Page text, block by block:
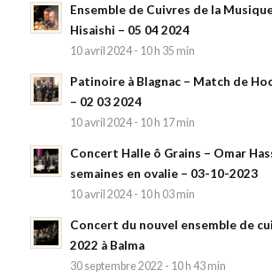
Ensemble de Cuivres de la
Hisaishi – 05 04 2024
10 avril 2024 - 10 h 35 min
Patinoire à Blagnac – Match de
– 02 03 2024
10 avril 2024 - 10 h 17 min
Concert Halle ô Grains – Omar
semaines en ovalie – 03-10-2023
10 avril 2024 - 10 h 03 min
Concert du nouvel ensemble de
2022 à Balma
30 septembre 2022 - 10 h 43 min